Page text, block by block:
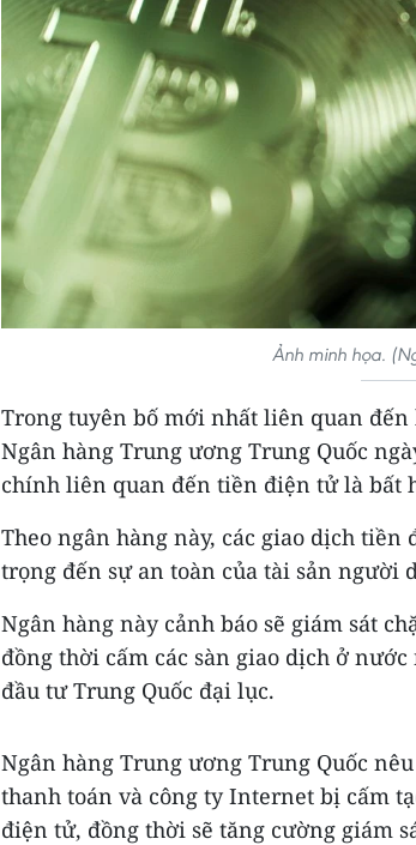
Ảnh minh họa.
Trong tuyên bố mới nhất liên quan
Ngân hàng Trung ương Trung Quốc
chính liên quan đến tiền điện tử là bất
Theo ngân hàng này, các giao dịch
trọng đến sự an toàn của tài sản người
Ngân hàng này cảnh báo sẽ giám sát
đồng thời cấm các sàn giao dịch ở
đầu tư Trung Quốc đại lục.
Ngân hàng Trung ương Trung Quốc
thanh toán và công ty Internet bị cấm
điện tử, đồng thời sẽ tăng cường giám